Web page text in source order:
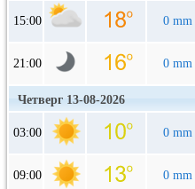
15:00 0 mm
21:00 0 mm
Четверг 13-08-2026
03:00 0 mm
09:00 0 mm